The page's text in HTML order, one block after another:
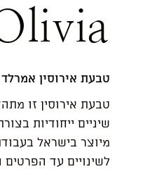
טבעת אירוסין
שיניים ייחודיות
לשינויים עד הפרטים